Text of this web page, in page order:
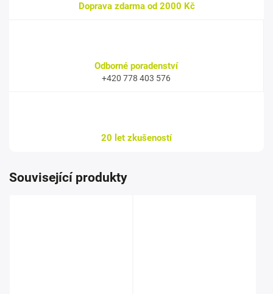
Doprava zdarma od 2000 Kč
Odborné poradenství
+420 778 403 576
20 let zkušeností
Související produkty